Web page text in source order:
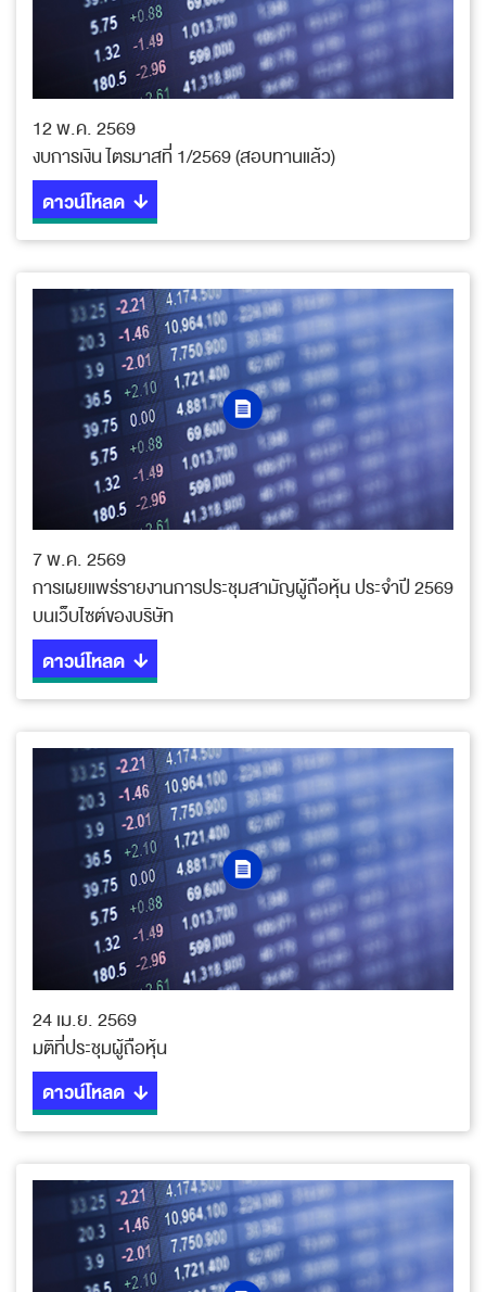
12 พ.ค. 2569
งบการเงิน ไตรมาสที่ 1/2569 (สอบทานแล้ว)
ดาวน์โหลด
7 พ.ค. 2569
การเผยแพร่รายงานการประชุมสามัญผู้ถือหุ้น ประจำปี 2569
บนเว็บไซต์ของบริษัท
ดาวน์โหลด
24 เม.ย. 2569
มติที่ประชุมผู้ถือหุ้น
ดาวน์โหลด